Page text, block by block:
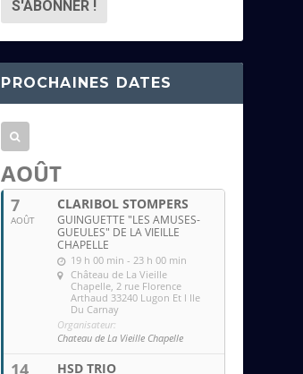
s
s
e
m
i
PROCHAINES DATES
AOÛT
7
AOÛT
CLARIBOL STOMPERS
GUINGUETTE "LES AMUSES-
GUEULES" DE LA VIEILLE
CHAPELLE
19 h 00 min - 23 h 00 min
Château de La Vieille
Chapelle , 2 rue Florence
Arthaud 33240 Lugon Et l Ile
Du Carnay
Organisateur:
Chateau de La Vieille Chapelle
14 HSD TRIO